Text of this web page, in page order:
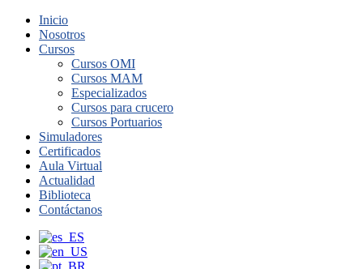
Inicio
Nosotros
Cursos
Cursos OMI
Cursos MAM
Especializados
Cursos para crucero
Cursos Portuarios
Simuladores
Certificados
Aula Virtual
Actualidad
Biblioteca
Contáctanos